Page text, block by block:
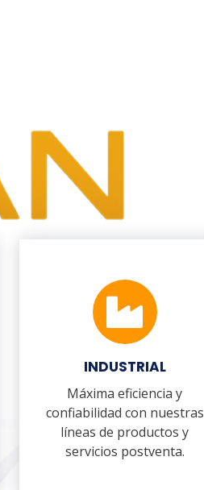
INDUSTRIAL
Máxima eficiencia y
confiabilidad con nuestras
líneas de productos y
servicios postventa.